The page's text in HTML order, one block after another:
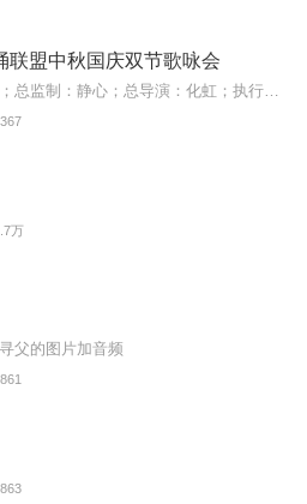
联盟中秋国庆双节歌咏会
万
父的图片加音频